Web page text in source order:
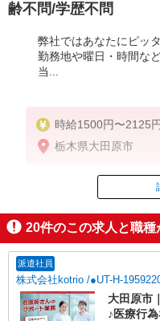
齢不問/学歴不問
弊社ではあなたにピッ
勤務地や曜日・時間な
当...
時給1500円〜2125
全支給(ガソリン代含
栃木県大田原市
掲
20件のこの求人と職種
派遣社員
株式会社kotrio /●UT-H-
大田原市
♪医療行